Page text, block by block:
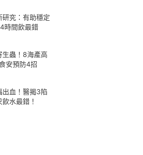
研究：有助穩定
時間飲最錯
生蟲！8海產高
安預防4招
出血！醫揭3陷
水最錯！